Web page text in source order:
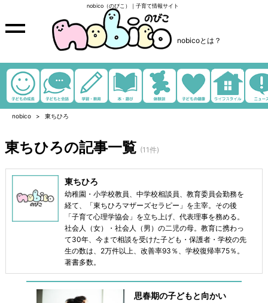
nobico（のびこ）｜子育て情報サイト
nobicoとは？
nobico 東ちひろ
東ちひろの記事一覧 (11件)
東ちひろ
幼稚園・小学校教員、中学校相談員、教育委員会勤務を
経て、「東ちひろマザーズセラピー」を主宰。その後
「子育て心理学協会」を立ち上げ、代表理事を務める。
社会人（女）・社会人（男）の二児の母。教育に携わっ
て30年、今まで相談を受けた子ども・保護者・学校の先
生の数は、2万件以上、改善率93％、学校復帰率75％。
著書多数。
思春期の子どもと向かい